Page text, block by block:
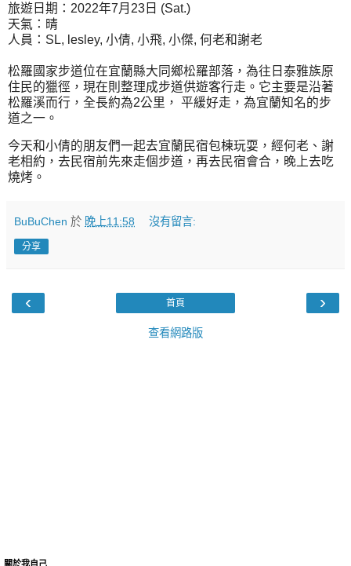
旅遊日期：2022年7月23日 (Sat.)
天氣：晴
人員：SL, lesley, 小倩, 小飛, 小傑, 何老和謝老
松羅國家步道位在宜蘭縣大同鄉松羅部落，為往日泰雅族原
住民的獵徑，現在則整理成步道供遊客行走。它主要是沿著
松羅溪而行，全長約為2公里， 平緩好走，為宜蘭知名的步
道之一。
今天和小倩的朋友們一起去宜蘭民宿包棟玩耍，經何老、謝
老相約，去民宿前先來走個步道，再去民宿會合，晚上去吃
燒烤。
BuBuChen 於 晚上11:58 沒有留言:
分享
‹ ›
首頁
查看網路版
關於我自己